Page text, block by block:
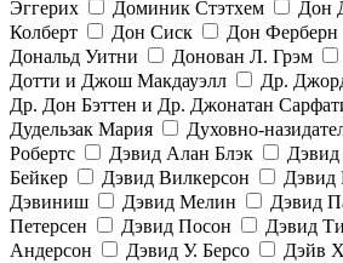
Эггерих
Доминик Стэтхем Дон
Колберт
Дон Сиск Дон Ферберн
Дональд Уитни
Донован Л. Грэм
Дотти и Джош Макдауэлл
Др.
Др. Дон Бэттен и Др. Джонатан
Дудельзак Мария
Духовно-
Робертс
Дэвид Алан Блэк
Бейкер
Дэвид Вилкерсон Дэвид
Дэвиниш
Дэвид Мелин Дэвид
Петерсен
Дэвид Посон Дэвид
Андерсон
Дэвид У. Берсо Дэйв